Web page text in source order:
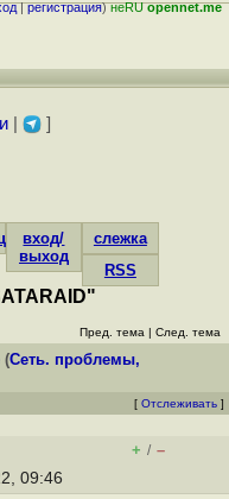
|регистрация)неRUopennet.me
| ]
вход/
выход
слежка
RSS
Пред. тема | След. тема
(Сеть. проблемы,
[ Отслеживать ]
+ / –
09:46